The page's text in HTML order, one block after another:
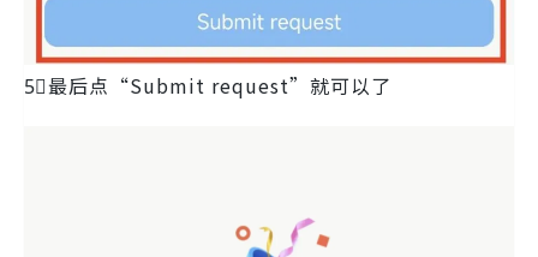
5⃣️最后点“Submit request”就可以了